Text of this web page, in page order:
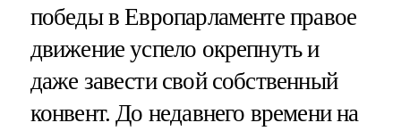
победы в Европарламенте правое
движение успело окрепнуть и
даже завести свой собственный
конвент. До недавнего времени на